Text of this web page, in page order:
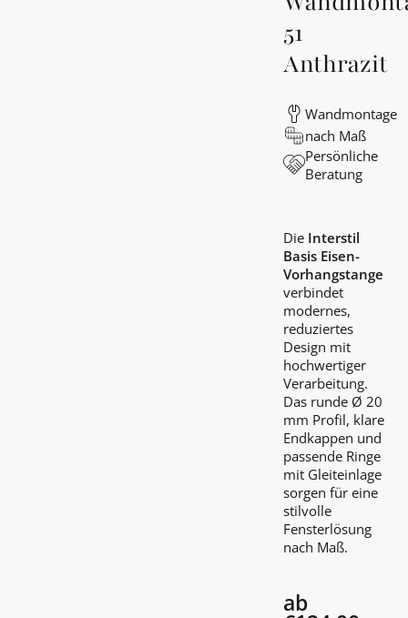
51
Anthrazit
Wandmontage
nach Maß
Persönliche
Beratung
Die Interstil
Basis Eisen-
Vorhangstange
verbindet
modernes,
reduziertes
Design mit
hochwertiger
Verarbeitung.
Das runde Ø 20
mm Profil, klare
Endkappen und
passende Ringe
mit Gleiteinlage
sorgen für eine
stilvolle
Fensterlösung
nach Maß.
ab